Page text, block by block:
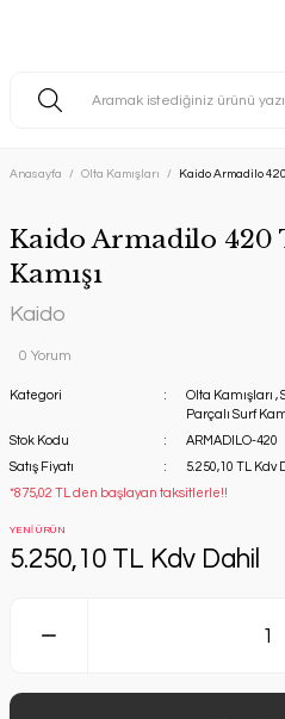
Anasayfa Olta Kamışları Kaido Armadilo
Kaido Armadilo 420
Kamışı
Kaido
0 Yorum
Kategori Olta Kamışları ,
Parçalı Surf
Stok Kodu
ARMADILO-420
Satış Fiyatı
5.250,10 TL Kdv
*875,02 TL den başlayan taksitlerle!!
YENİ ÜRÜN
5.250,10 TL Kdv Dahil